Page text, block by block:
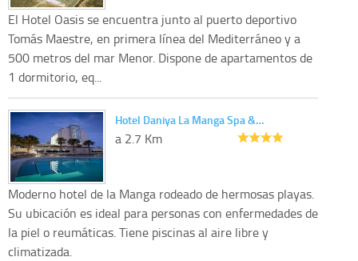
El Hotel Oasis se encuentra junto al puerto deportivo
Tomás Maestre, en primera línea del Mediterráneo y a
500 metros del mar Menor. Dispone de apartamentos de
1 dormitorio, eq...
Hotel Daniya La Manga Spa &…
a 2.7 Km
Moderno hotel de la Manga rodeado de hermosas playas.
Su ubicación es ideal para personas con enfermedades de
la piel o reumáticas. Tiene piscinas al aire libre y
climatizada.